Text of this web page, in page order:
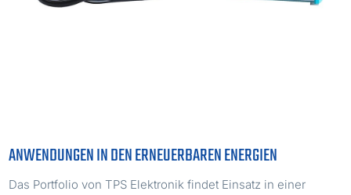
ANWENDUNGEN IN DEN ERNEUERBAREN ENERGIEN
Das Portfolio von TPS Elektronik findet Einsatz in einer